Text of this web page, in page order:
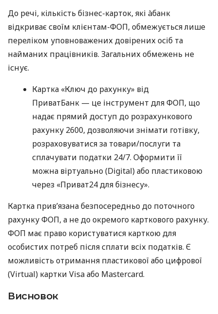
До речі, кількість бізнес-карток, які àбанк
відкриває своїм клієнтам-ФОП, обмежується лише
переліком уповноважених довірених осіб та
найманих працівників. Загальних обмежень не
існує.
Картка «Ключ до рахунку» від
ПриватБанк — це інструмент для ФОП, що
надає прямий доступ до розрахункового
рахунку 2600, дозволяючи знімати готівку,
розраховуватися за товари/послуги та
сплачувати податки 24/7. Оформити її
можна віртуально (Digital) або пластиковою
через «Приват24 для бізнесу».
Картка прив’язана безпосередньо до поточного
рахунку ФОП, а не до окремого карткового рахунку.
ФОП має право користуватися карткою для
особистих потреб після сплати всіх податків. Є
можливість отримання пластикової або цифрової
(Virtual) картки Visa або Mastercard.
Висновок